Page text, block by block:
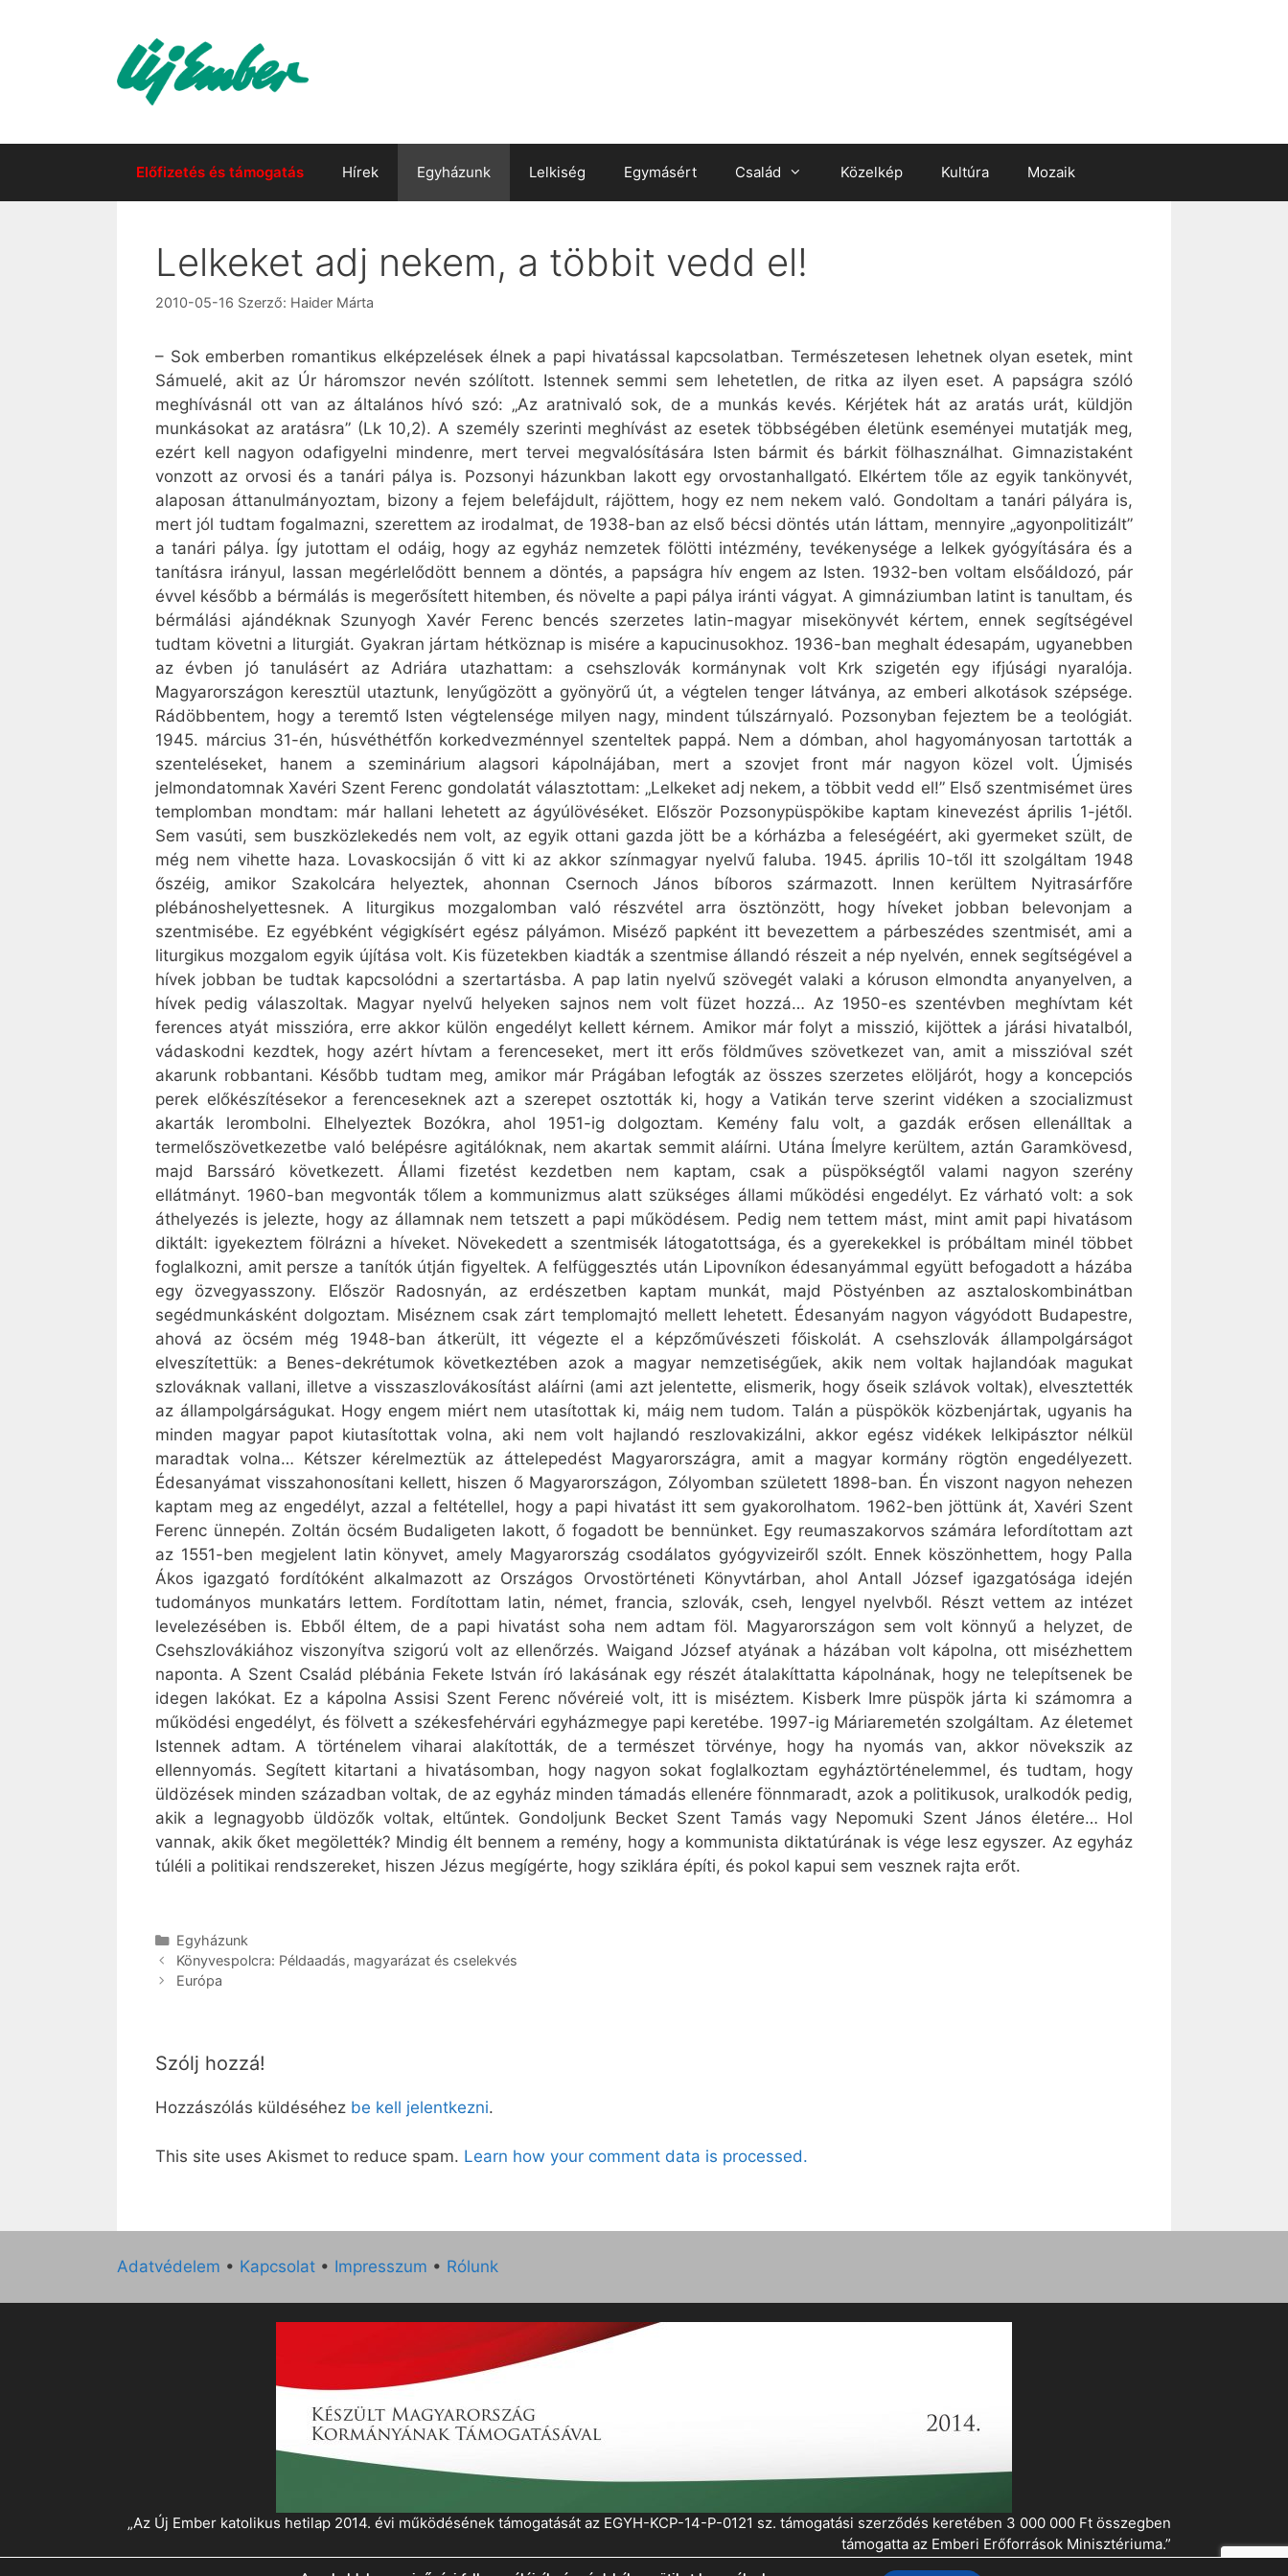
Előfizetés és támogatás Hírek Egyházunk Lelkiség Egymásért Család Közelkép Kultúra Mozaik
Lelkeket adj nekem, a többit vedd el!
2010-05-16 Szerző: Haider Márta
– Sok emberben romantikus elképzelések élnek a papi hivatással kapcsolatban. Természetesen lehetnek olyan esetek, mint
Sámuelé, akit az Úr háromszor nevén szólított. Istennek semmi sem lehetetlen, de ritka az ilyen eset. A papságra szóló
meghívásnál ott van az általános hívó szó: „Az aratnivaló sok, de a munkás kevés. Kérjétek hát az aratás urát, küldjön
munkásokat az aratásra” (Lk 10,2). A személy szerinti meghívást az esetek többségében életünk eseményei mutatják meg,
ezért kell nagyon odafigyelni mindenre, mert tervei megvalósítására Isten bármit és bárkit fölhasználhat. Gimnazistaként
vonzott az orvosi és a tanári pálya is. Pozsonyi házunkban lakott egy orvostanhallgató. Elkértem tőle az egyik tankönyvét,
alaposan áttanulmányoztam, bizony a fejem belefájdult, rájöttem, hogy ez nem nekem való. Gondoltam a tanári pályára is,
mert jól tudtam fogalmazni, szerettem az irodalmat, de 1938-ban az első bécsi döntés után láttam, mennyire „agyonpolitizált”
a tanári pálya. Így jutottam el odáig, hogy az egyház nemzetek fölötti intézmény, tevékenysége a lelkek gyógyítására és a
tanításra irányul, lassan megérlelődött bennem a döntés, a papságra hív engem az Isten. 1932-ben voltam elsőáldozó, pár
évvel később a bérmálás is megerősített hitemben, és növelte a papi pálya iránti vágyat. A gimnáziumban latint is tanultam, és
bérmálási ajándéknak Szunyogh Xavér Ferenc bencés szerzetes latin-magyar misekönyvét kértem, ennek segítségével
tudtam követni a liturgiát. Gyakran jártam hétköznap is misére a kapucinusokhoz. 1936-ban meghalt édesapám, ugyanebben
az évben jó tanulásért az Adriára utazhattam: a csehszlovák kormánynak volt Krk szigetén egy ifjúsági nyaralója.
Magyarországon keresztül utaztunk, lenyűgözött a gyönyörű út, a végtelen tenger látványa, az emberi alkotások szépsége.
Rádöbbentem, hogy a teremtő Isten végtelensége milyen nagy, mindent túlszárnyaló. Pozsonyban fejeztem be a teológiát.
1945. március 31-én, húsvéthétfőn korkedvezménnyel szenteltek pappá. Nem a dómban, ahol hagyományosan tartották a
szenteléseket, hanem a szeminárium alagsori kápolnájában, mert a szovjet front már nagyon közel volt. Újmisés
jelmondatomnak Xavéri Szent Ferenc gondolatát választottam: „Lelkeket adj nekem, a többit vedd el!” Első szentmisémet üres
templomban mondtam: már hallani lehetett az ágyúlövéséket. Először Pozsonypüspökibe kaptam kinevezést április 1-jétől.
Sem vasúti, sem buszközlekedés nem volt, az egyik ottani gazda jött be a kórházba a feleségéért, aki gyermeket szült, de
még nem vihette haza. Lovaskocsiján ő vitt ki az akkor színmagyar nyelvű faluba. 1945. április 10-től itt szolgáltam 1948
őszéig, amikor Szakolcára helyeztek, ahonnan Csernoch János bíboros származott. Innen kerültem Nyitrasárfőre
plébánoshelyettesnek. A liturgikus mozgalomban való részvétel arra ösztönzött, hogy híveket jobban belevonjam a
szentmisébe. Ez egyébként végigkísért egész pályámon. Miséző papként itt bevezettem a párbeszédes szentmisét, ami a
liturgikus mozgalom egyik újítása volt. Kis füzetekben kiadták a szentmise állandó részeit a nép nyelvén, ennek segítségével a
hívek jobban be tudtak kapcsolódni a szertartásba. A pap latin nyelvű szövegét valaki a kóruson elmondta anyanyelven, a
hívek pedig válaszoltak. Magyar nyelvű helyeken sajnos nem volt füzet hozzá… Az 1950-es szentévben meghívtam két
ferences atyát misszióra, erre akkor külön engedélyt kellett kérnem. Amikor már folyt a misszió, kijöttek a járási hivatalból,
vádaskodni kezdtek, hogy azért hívtam a ferenceseket, mert itt erős földműves szövetkezet van, amit a misszióval szét
akarunk robbantani. Később tudtam meg, amikor már Prágában lefogták az összes szerzetes elöljárót, hogy a koncepciós
perek előkészítésekor a ferenceseknek azt a szerepet osztották ki, hogy a Vatikán terve szerint vidéken a szocializmust
akarták lerombolni. Elhelyeztek Bozókra, ahol 1951-ig dolgoztam. Kemény falu volt, a gazdák erősen ellenálltak a
termelőszövetkezetbe való belépésre agitálóknak, nem akartak semmit aláírni. Utána Ímelyre kerültem, aztán Garamkövesd,
majd Barssáró következett. Állami fizetést kezdetben nem kaptam, csak a püspökségtől valami nagyon szerény
ellátmányt. 1960-ban megvonták tőlem a kommunizmus alatt szükséges állami működési engedélyt. Ez várható volt: a sok
áthelyezés is jelezte, hogy az államnak nem tetszett a papi működésem. Pedig nem tettem mást, mint amit papi hivatásom
diktált: igyekeztem fölrázni a híveket. Növekedett a szentmisék látogatottsága, és a gyerekekkel is próbáltam minél többet
foglalkozni, amit persze a tanítók útján figyeltek. A felfüggesztés után Lipovníkon édesanyámmal együtt befogadott a házába
egy özvegyasszony. Először Radosnyán, az erdészetben kaptam munkát, majd Pöstyénben az asztaloskombinátban
segédmunkásként dolgoztam. Miséznem csak zárt templomajtó mellett lehetett. Édesanyám nagyon vágyódott Budapestre,
ahová az öcsém még 1948-ban átkerült, itt végezte el a képzőművészeti főiskolát. A csehszlovák állampolgárságot
elveszítettük: a Benes-dekrétumok következtében azok a magyar nemzetiségűek, akik nem voltak hajlandóak magukat
szlováknak vallani, illetve a visszaszlovákosítást aláírni (ami azt jelentette, elismerik, hogy őseik szlávok voltak), elvesztették
az állampolgárságukat. Hogy engem miért nem utasítottak ki, máig nem tudom. Talán a püspökök közbenjártak, ugyanis ha
minden magyar papot kiutasítottak volna, aki nem volt hajlandó reszlovakizálni, akkor egész vidékek lelkipásztor nélkül
maradtak volna… Kétszer kérelmeztük az áttelepedést Magyarországra, amit a magyar kormány rögtön engedélyezett.
Édesanyámat visszahonosítani kellett, hiszen ő Magyarországon, Zólyomban született 1898-ban. Én viszont nagyon nehezen
kaptam meg az engedélyt, azzal a feltétellel, hogy a papi hivatást itt sem gyakorolhatom. 1962-ben jöttünk át, Xavéri Szent
Ferenc ünnepén. Zoltán öcsém Budaligeten lakott, ő fogadott be bennünket. Egy reumaszakorvos számára lefordítottam azt
az 1551-ben megjelent latin könyvet, amely Magyarország csodálatos gyógyvizeiről szólt. Ennek köszönhettem, hogy Palla
Ákos igazgató fordítóként alkalmazott az Országos Orvostörténeti Könyvtárban, ahol Antall József igazgatósága idején
tudományos munkatárs lettem. Fordítottam latin, német, francia, szlovák, cseh, lengyel nyelvből. Részt vettem az intézet
levelezésében is. Ebből éltem, de a papi hivatást soha nem adtam föl. Magyarországon sem volt könnyű a helyzet, de
Csehszlovákiához viszonyítva szigorú volt az ellenőrzés. Waigand József atyának a házában volt kápolna, ott misézhettem
naponta. A Szent Család plébánia Fekete István író lakásának egy részét átalakíttatta kápolnának, hogy ne telepítsenek be
idegen lakókat. Ez a kápolna Assisi Szent Ferenc nővéreié volt, itt is miséztem. Kisberk Imre püspök járta ki számomra a
működési engedélyt, és fölvett a székesfehérvári egyházmegye papi keretébe. 1997-ig Máriaremetén szolgáltam. Az életemet
Istennek adtam. A történelem viharai alakították, de a természet törvénye, hogy ha nyomás van, akkor növekszik az
ellennyomás. Segített kitartani a hivatásomban, hogy nagyon sokat foglalkoztam egyháztörténelemmel, és tudtam, hogy
üldözések minden században voltak, de az egyház minden támadás ellenére fönnmaradt, azok a politikusok, uralkodók pedig,
akik a legnagyobb üldözők voltak, eltűntek. Gondoljunk Becket Szent Tamás vagy Nepomuki Szent János életére… Hol
vannak, akik őket megölették? Mindig élt bennem a remény, hogy a kommunista diktatúrának is vége lesz egyszer. Az egyház
túléli a politikai rendszereket, hiszen Jézus megígérte, hogy sziklára építi, és pokol kapui sem vesznek rajta erőt.
Kategória
Egyházunk
Könyvespolcra: Példaadás, magyarázat és cselekvés
Európa
Szólj hozzá!
Hozzászólás küldéséhez be kell jelentkezni.
This site uses Akismet to reduce spam. Learn how your comment data is processed.
Adatvédelem • Kapcsolat • Impresszum • Rólunk
„Az Új Ember katolikus hetilap 2014. évi működésének támogatását az EGYH-KCP-14-P-0121 sz. támogatási szerződés keretében 3 000 000 Ft összegben
támogatta az Emberi Erőforrások Minisztériuma.”